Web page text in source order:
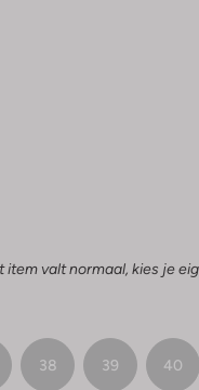
item valt normaal, kies je
38 39 40